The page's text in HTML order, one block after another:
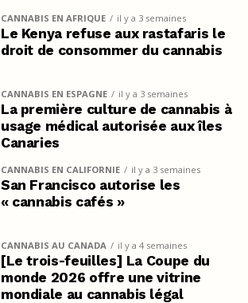
CANNABIS EN AFRIQUE il y a 3 semaines
Le Kenya refuse aux rastafaris le
droit de consommer du cannabis
CANNABIS EN ESPAGNE il y a 3 semaines
La première culture de cannabis à
usage médical autorisée aux îles
Canaries
CANNABIS EN CALIFORNIE il y a 3 semaines
San Francisco autorise les
« cannabis cafés »
CANNABIS AU CANADA il y a 4 semaines
[Le trois-feuilles] La Coupe du
monde 2026 offre une vitrine
mondiale au cannabis légal